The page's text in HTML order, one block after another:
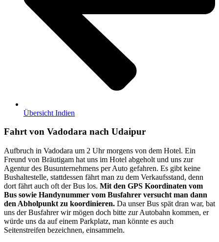
Übersicht Indien
Fahrt von Vadodara nach Udaipur
Aufbruch in Vadodara um 2 Uhr morgens von dem Hotel. Ein
Freund von Bräutigam hat uns im Hotel abgeholt und uns zur
Agentur des Busunternehmens per Auto gefahren. Es gibt keine
Bushaltestelle, stattdessen fährt man zu dem Verkaufsstand, denn
dort fährt auch oft der Bus los. Mit den GPS Koordinaten vom
Bus sowie Handynummer vom Busfahrer versucht man dann
den Abholpunkt zu koordinieren. Da unser Bus spät dran war, bat
uns der Busfahrer wir mögen doch bitte zur Autobahn kommen, er
würde uns da auf einem Parkplatz, man könnte es auch
Seitenstreifen bezeichnen, einsammeln.